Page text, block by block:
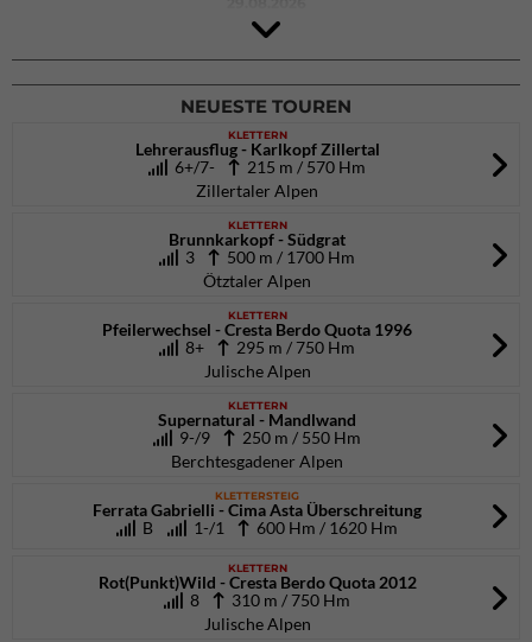
4Blocs KIDS 2026
DAV Kletter- & Boulderzentrum München Süd (Thalkirchen)
26.09.2026
NEUESTE TOUREN
KLETTERN
Lehrerausflug - Karlkopf Zillertal
6+/7-
215 m / 570 Hm
Zillertaler Alpen
KLETTERN
Brunnkarkopf - Südgrat
3
500 m / 1700 Hm
Ötztaler Alpen
KLETTERN
Pfeilerwechsel - Cresta Berdo Quota 1996
8+
295 m / 750 Hm
Julische Alpen
KLETTERN
Supernatural - Mandlwand
9-/9
250 m / 550 Hm
Berchtesgadener Alpen
KLETTERSTEIG
Ferrata Gabrielli - Cima Asta Überschreitung
B
1-/1 600 Hm / 1620 Hm
KLETTERN
Rot(Punkt)Wild - Cresta Berdo Quota 2012
8
310 m / 750 Hm
Julische Alpen